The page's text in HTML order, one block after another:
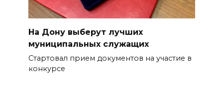
На Дону выберут лучших
муниципальных служащих
Стартовал прием документов на участие в
конкурсе